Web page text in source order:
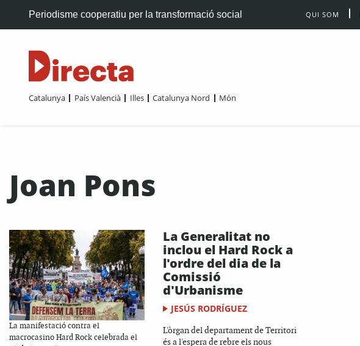
Periodisme cooperatiu per la transformació social QUI SOM
Catalunya País Valencià Illes Catalunya Nord Món
Joan Pons
La manifestació contra el
macrocasino Hard Rock celebrada el
La Generalitat no
inclou el Hard Rock a
l'ordre del dia de la
Comissió
d'Urbanisme
JESÚS RODRÍGUEZ
L'òrgan del departament de Territori
és a l'espera de rebre els nous